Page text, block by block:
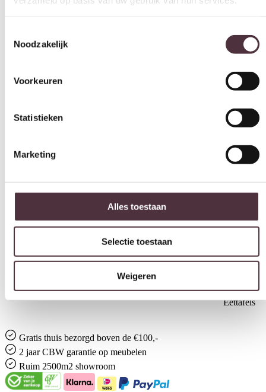
Voorkeuren
Statistieken
Marketing
Selectie toestaan
Weigeren
220 cm
100 cm
78 cm
Acaciahout
Zwart
Merk
Tower Living
Nee (handgrepen en/of poten nog monteren)
Categorie
Eettafels
Gratis thuis bezorgd boven de €100,-
2 jaar CBW garantie op meubelen
Ruim 2500m2 showroom